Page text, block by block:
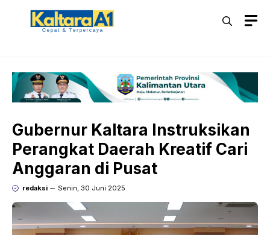
Langsung
Gubernur Kaltara Instruksikan
Perangkat Daerah Kreatif Cari
Anggaran di Pusat
redaksi Senin, 30 Juni 2025